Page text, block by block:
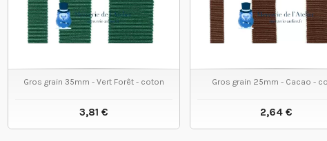
Gros grain 35mm - Vert Forêt - coton
3,81 €
VOIR LE PRODUIT
Gros grain 25mm - Cacao -
2,64 €
VOIR LE